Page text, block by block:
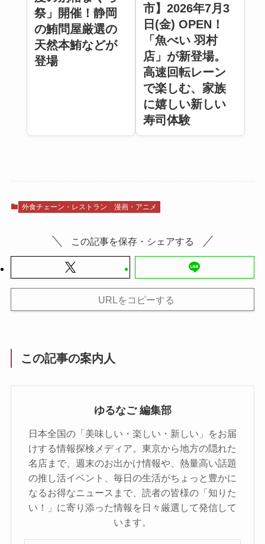
祭」開催！静岡
の鮪問屋厳選の
天然本鮪などが
登場
市】2026年7月3
日(金) OPEN！
「魚べい 羽村
店」が新登場。
高速回転レーン
で楽しむ、家族
に嬉しい新しい
寿司体験
外食チェーン・レストラン 漫画・アニメ
この記事を保存・シェアする
URLをコピーする
この記事の案内人
ゆるなご 編集部
日本全国の「美味しい・楽しい・新しい」をお届
けする情報探検メディア。東京から地方の隠れた
名店まで、週末のお出かけ情報や、熱量高い話題
の推し活イベント、毎日の生活がちょっと豊かに
なるお得なニュースまで、読者の皆様の「知りた
い！」に寄り添った情報を日々厳選して発信して
います。